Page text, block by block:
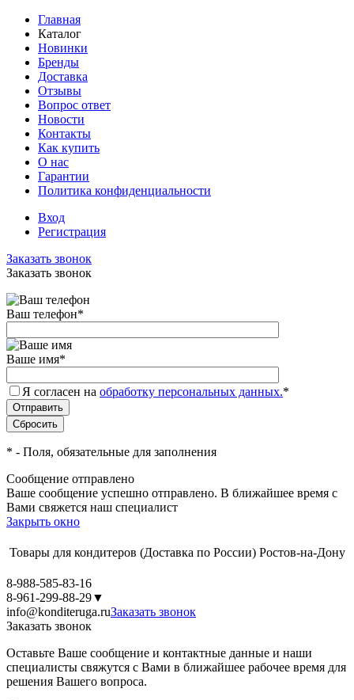
Главная
Каталог
Новинки
Бренды
Доставка
Отзывы
Вопрос ответ
Новости
Контакты
Как купить
О нас
Гарантии
Политика конфиденциальности
Вход
Регистрация
Заказать звонок
Заказать звонок
Ваш телефон*
Ваше имя*
Я согласен на обработку персональных данных.*
* - Поля, обязательные для заполнения
Сообщение отправлено
Ваше сообщение успешно отправлено. В ближайшее время с
Вами свяжется наш специалист
Закрыть окно
Товары для кондитеров (Доставка по России) Ростов-на-Дону
8-988-585-83-16
8-961-299-88-29▼
info@konditeruga.ruЗаказать звонок
Заказать звонок
Оставьте Ваше сообщение и контактные данные и наши
специалисты свяжутся с Вами в ближайшее рабочее время для
решения Вашего вопроса.